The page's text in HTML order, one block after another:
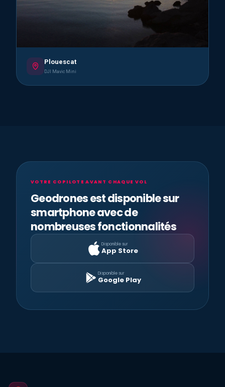
Plouescat
DJI Mavic Mini
VOTRE COPILOTE AVANT CHAQUE VOL
Geodrones est disponible sur
smartphone avec de
nombreuses fonctionnalités
Disponible sur
App Store
Disponible sur
Google Play